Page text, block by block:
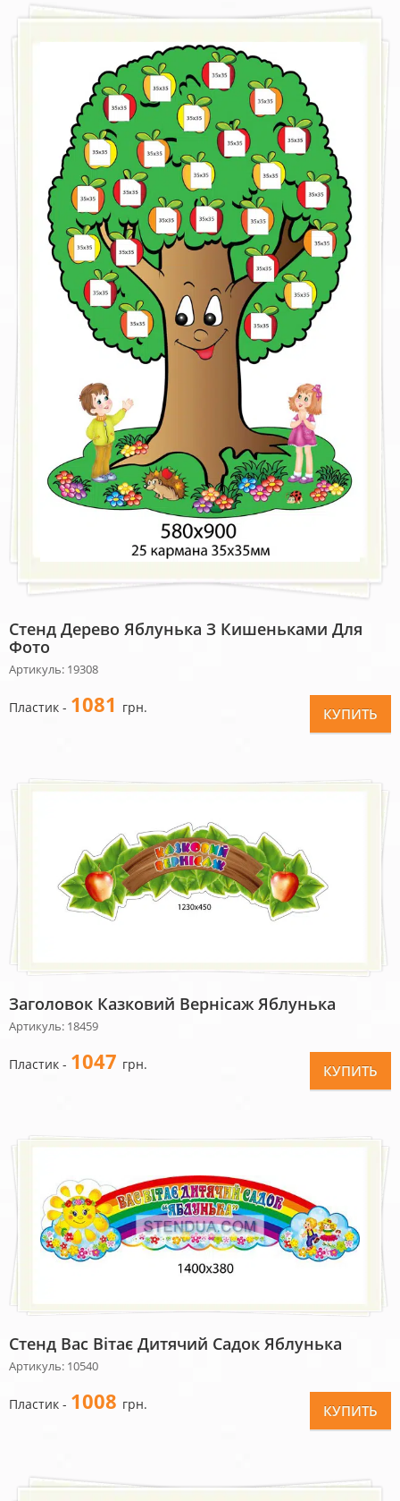
Стенд Дерево Яблунька З Кишеньками Для
Фото
Артикуль: 19308
Пластик - 1081 грн. КУПИТЬ
Заголовок Казковий Вернісаж Яблунька
Артикуль: 18459
Пластик - 1047 грн. КУПИТЬ
Стенд Вас Вітає Дитячий Садок Яблунька
Артикуль: 10540
Пластик - 1008 грн. КУПИТЬ